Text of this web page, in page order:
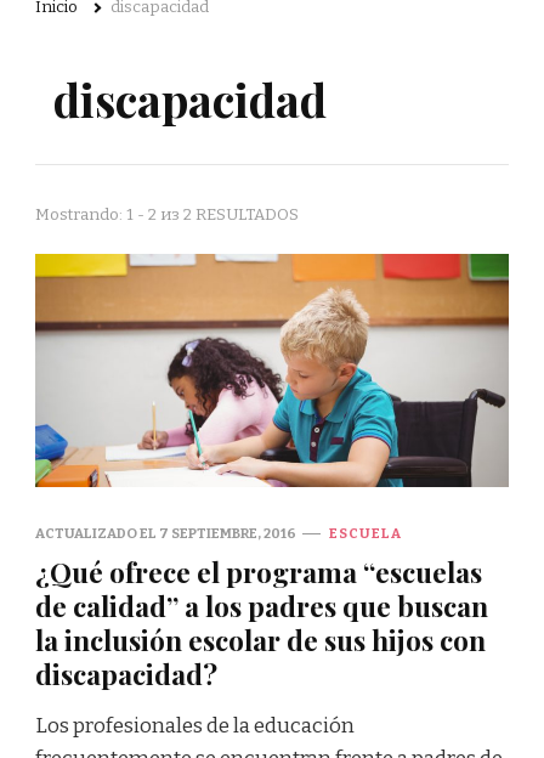
Inicio discapacidad
discapacidad
Mostrando: 1 - 2 из 2 RESULTADOS
ACTUALIZADO EL 7 SEPTIEMBRE, 2016 ESCUELA
¿Qué ofrece el programa “escuelas
de calidad” a los padres que buscan
la inclusión escolar de sus hijos con
discapacidad?
Los profesionales de la educación